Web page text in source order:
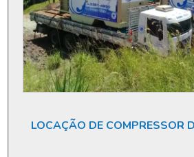
Dispensa de outorga de poço
Dispensa de outorga poço artesiano
Empresa de limpeza de poço artesiano
Empresa de perfuração de poços
Empresa de perfuração de poços artesianos
LOCAÇÃO DE COMPRESSOR